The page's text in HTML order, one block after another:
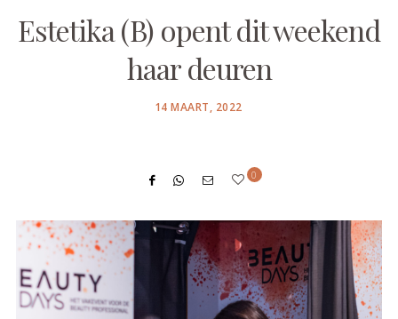
Estetika (B) opent dit weekend
haar deuren
POSTED
14 MAART, 2022
0